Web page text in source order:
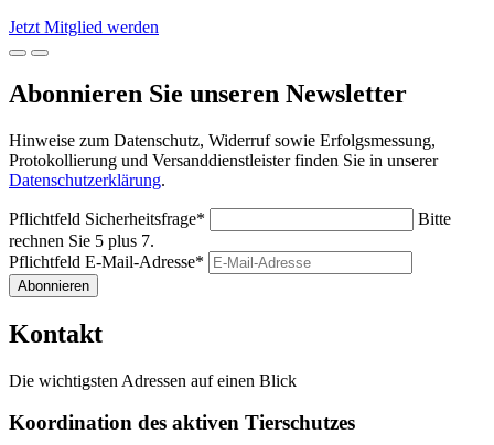
Jetzt Mitglied werden
Abonnieren Sie unseren Newsletter
Hinweise zum Datenschutz, Widerruf sowie Erfolgsmessung,
Protokollierung und Versanddienstleister finden Sie in unserer
Datenschutzerklärung.
Pflichtfeld Sicherheitsfrage*
Bitte
rechnen Sie 5 plus 7.
Pflichtfeld E-Mail-Adresse*
Abonnieren
Kontakt
Die wichtigsten Adressen auf einen Blick
Koordination des aktiven Tierschutzes